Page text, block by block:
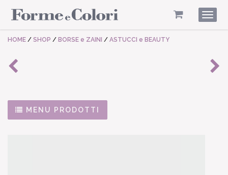
HOME / SHOP / BORSE e ZAINI / ASTUCCI e BEAUTY
MENU PRODOTTI